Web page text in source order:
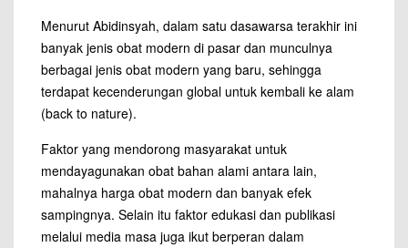
Menurut Abidinsyah, dalam satu dasawarsa terakhir ini
banyak jenis obat modern di pasar dan munculnya
berbagai jenis obat modern yang baru, sehingga
terdapat kecenderungan global untuk kembali ke alam
(back to nature).
Faktor yang mendorong masyarakat untuk
mendayagunakan obat bahan alami antara lain,
mahalnya harga obat modern dan banyak efek
sampingnya. Selain itu faktor edukasi dan publikasi
melalui media masa juga ikut berperan dalam